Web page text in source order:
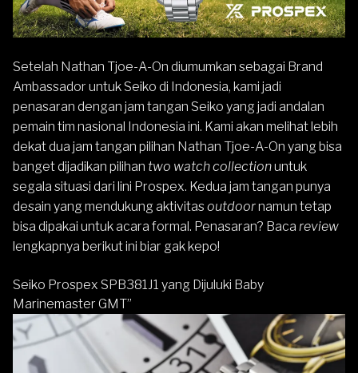
Setelah Nathan Tjoe-A-On diumumkan sebagai Brand
Ambassador untuk Seiko di Indonesia, kami jadi
penasaran dengan jam tangan Seiko yang jadi andalan
pemain tim nasional Indonesia ini. Kami akan melihat lebih
dekat dua jam tangan pilihan Nathan Tjoe-A-On yang bisa
banget dijadikan pilihan two watch collectionuntuk
segala situasi dari lini Prospex. Kedua jam tangan punya
desain yang mendukung aktivitasoutdoornamun tetap
bisa dipakai untuk acara formal. Penasaran? Baca review
lengkapnya berikut ini biar gak kepo!
Seiko Prospex SPB381J1 yang Dijuluki Baby
Marinemaster GMT”